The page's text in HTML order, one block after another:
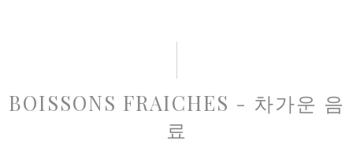
BOISSONS FRAICHES - 차가운 음
료